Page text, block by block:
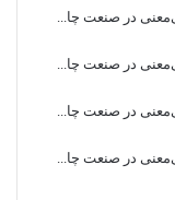
در صنعت چا...
در صنعت چا...
در صنعت چا...
در صنعت چا...